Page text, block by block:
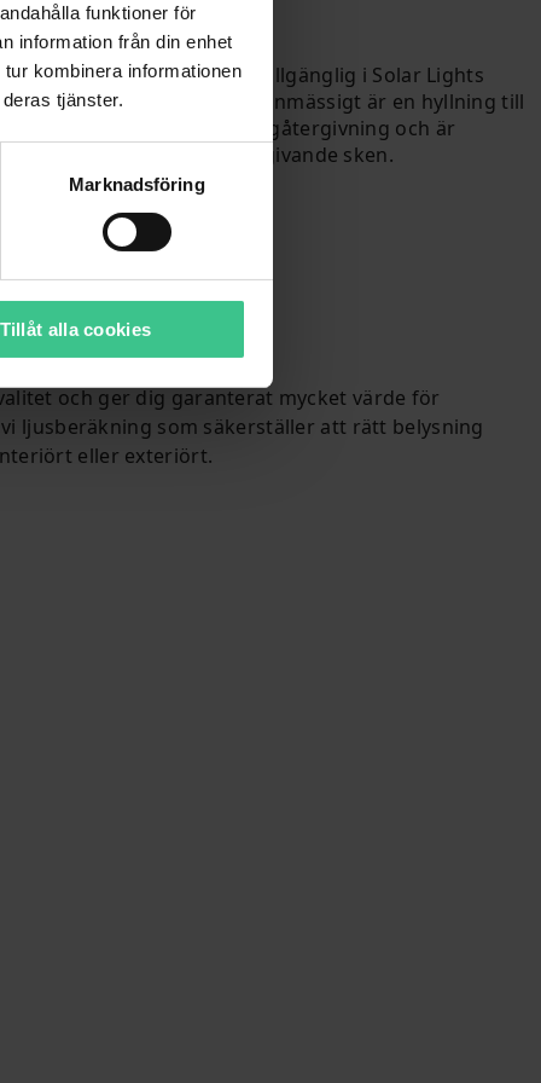
funktioner för
information från din enhet
kombinera informationen
tjänster.
Marknadsföring
Tillåt alla cookies
som nu finns tillgänglig i Solar Lights
dimbar armatur som designmässigt är en hyllning till
Armaturen ger optimal färgåtergivning och är
ljus som ett elegant omgivande sken.
och ger dig garanterat mycket värde för
ljusberäkning som säkerställer att rätt belysning
eller exteriört.